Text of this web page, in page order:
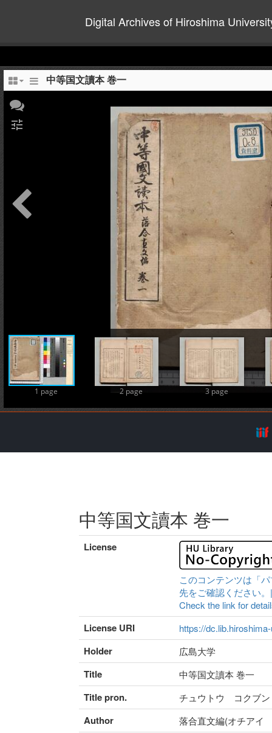
Digital Archives of Hiroshima
中等国文讀本 巻一
1 page 2 page 3 page
tune
中等国文讀本 巻一
License
このコンテンツは「
先をご確認ください
Check the link for
License URI https://
Holder 広島大学
Title 中等国文讀本 巻一
Title pron. チュウトウ コクブ
Author 落合直文編(オチアイ